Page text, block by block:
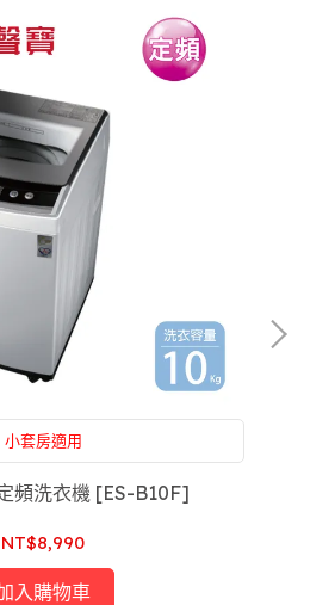
小套房適用
買後一條龍服務，售後服務沒
屬於你的家庭醫生
頻洗衣機 [ES-B10F]
NT$8,990
入購物車